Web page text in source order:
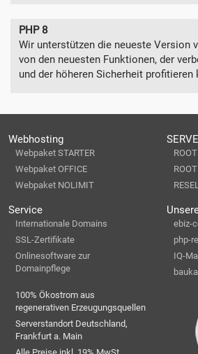
PHP 8
Wir unterstützen die neueste Version
von den neuesten Funktionen, der
und der höheren Sicherheit profitieren
Webhosting
Webpaket STARTER
Webpaket OFFICE
Webpaket NOLIMIT
Service
Internationale Domains
SSL-Zertifikate
Onlinesoftware zur
Domainpflege
ebiz-
php-
IQ-
100% Ökostrom aus
regenerativen Erzeugungsquellen
Serverstandort Deutschland,
Frankfurt a. Main